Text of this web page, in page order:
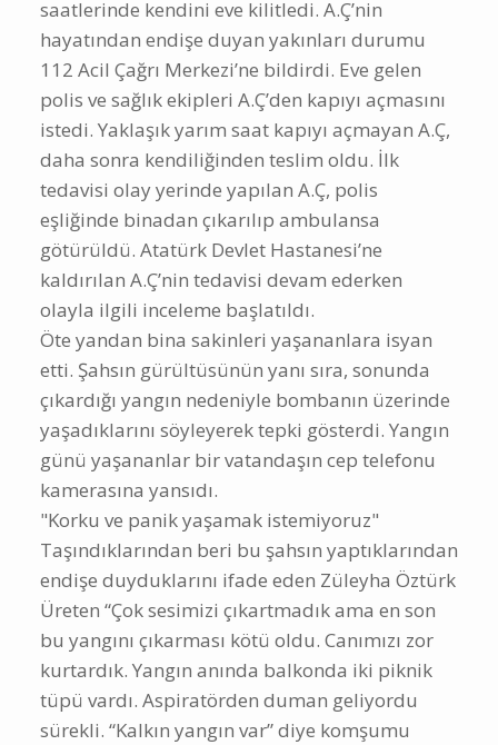
saatlerinde kendini eve kilitledi. A.Ç’nin
hayatından endişe duyan yakınları durumu
112 Acil Çağrı Merkezi’ne bildirdi. Eve gelen
polis ve sağlık ekipleri A.Ç’den kapıyı açmasını
istedi. Yaklaşık yarım saat kapıyı açmayan A.Ç,
daha sonra kendiliğinden teslim oldu. İlk
tedavisi olay yerinde yapılan A.Ç, polis
eşliğinde binadan çıkarılıp ambulansa
götürüldü. Atatürk Devlet Hastanesi’ne
kaldırılan A.Ç’nin tedavisi devam ederken
olayla ilgili inceleme başlatıldı.
Öte yandan bina sakinleri yaşananlara isyan
etti. Şahsın gürültüsünün yanı sıra, sonunda
çıkardığı yangın nedeniyle bombanın üzerinde
yaşadıklarını söyleyerek tepki gösterdi. Yangın
günü yaşananlar bir vatandaşın cep telefonu
kamerasına yansıdı.
"Korku ve panik yaşamak istemiyoruz"
Taşındıklarından beri bu şahsın yaptıklarından
endişe duyduklarını ifade eden Züleyha Öztürk
Üreten “Çok sesimizi çıkartmadık ama en son
bu yangını çıkarması kötü oldu. Canımızı zor
kurtardık. Yangın anında balkonda iki piknik
tüpü vardı. Aspiratörden duman geliyordu
sürekli. “Kalkın yangın var” diye komşumu